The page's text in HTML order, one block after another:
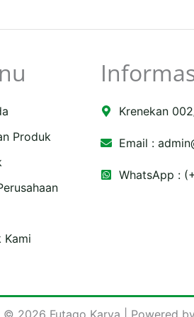
Produk
Kami
Krenekan
Email :
WhatsApp :